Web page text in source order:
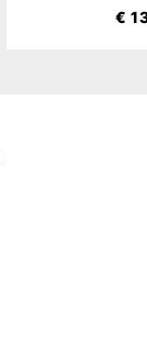
€